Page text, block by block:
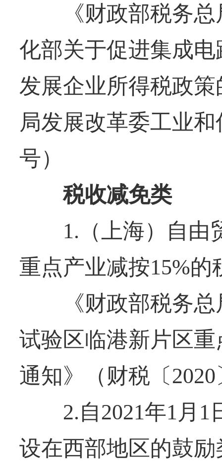
《财政部税务总
化部关于促进集成
发展企业所得税政
局发展改革委工业
号）
税收减免类
1.（上海）自由
重点产业减按15%
《财政部税务总
试验区临港新片区
通知》（财税〔
2.自2021年1月1
设在西部地区的鼓